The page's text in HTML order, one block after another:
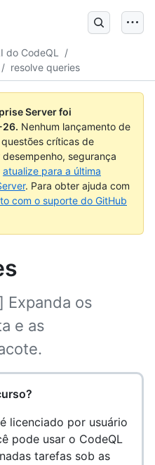
do CodeQL
/
/ resolve queries
Server foi
26. Nenhum lançamento de
críticas de
segurança
atualize para a última
. Para obter ajuda com
com o suporte do GitHub
Expanda os
e as
licenciado por usuário
pode usar o CodeQL
tarefas sob as